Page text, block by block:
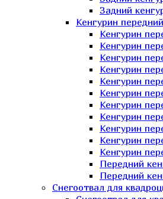
Задний
Кенгурин
Кенгурин
Кенгурин
Кенгурин
Кенгурин
Кенгурин
Кенгурин
Кенгурин
Кенгурин
Кенгурин
Кенгурин
Кенгурин
Передний
Передний
Снегоотвал для